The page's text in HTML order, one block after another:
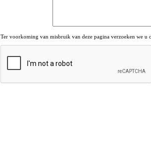
Ter voorkoming van misbruik van deze pagina verzoeken we u